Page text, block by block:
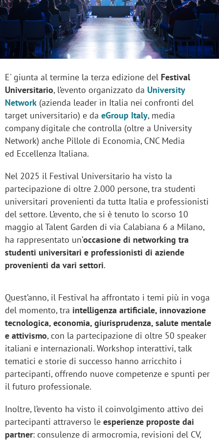
E' giunta al termine la terza edizione del Festival
Universitario, l’evento organizzato da University
Network (azienda leader in Italia nei confronti del
target universitario) e da eGroup Italy, media
company digitale che controlla (oltre a University
Network) anche Pillole di Economia, CNC Media
ed Eccellenza Italiana.
Nel 2025 il Festival Universitario ha visto la
partecipazione di oltre 2.000 persone, tra studenti
universitari provenienti da tutta Italia e professionisti
del settore. L’evento, che si è tenuto lo scorso 10
maggio al Talent Garden di via Calabiana 6 a Milano,
ha rappresentato un’occasione di networking tra
studenti universitari e professionisti di aziende
provenienti da vari settori.
Quest’anno, il Festival ha affrontato i temi più in voga
del momento, tra intelligenza artificiale, innovazione
tecnologica, economia, giurisprudenza, salute mentale
e attivismo, con la partecipazione di oltre 50 speaker
italiani e internazionali. Workshop interattivi, talk
tematici e storie di successo hanno arricchito i
partecipanti, offrendo nuove competenze e spunti per
il futuro professionale.
Inoltre, l’evento ha visto il coinvolgimento attivo dei
partecipanti attraverso le esperienze proposte dai
partner: consulenze di armocromia, revisioni del CV,